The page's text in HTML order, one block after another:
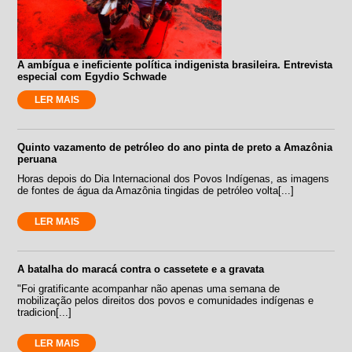
A ambígua e ineficiente política indigenista brasileira. Entrevista
especial com Egydio Schwade
LER MAIS
Quinto vazamento de petróleo do ano pinta de preto a Amazônia
peruana
Horas depois do Dia Internacional dos Povos Indígenas, as imagens
de fontes de água da Amazônia tingidas de petróleo volta[...]
LER MAIS
A batalha do maracá contra o cassetete e a gravata
"Foi gratificante acompanhar não apenas uma semana de
mobilização pelos direitos dos povos e comunidades indígenas e
tradicion[...]
LER MAIS